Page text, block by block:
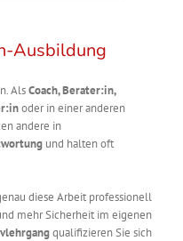
Ausbildung
AlsCoach, Berater:in,
oder in einer anderen
andere in
und halten oft
diese Arbeit professionell
mehr Sicherheit im eigenen
qualifizieren Sie sich